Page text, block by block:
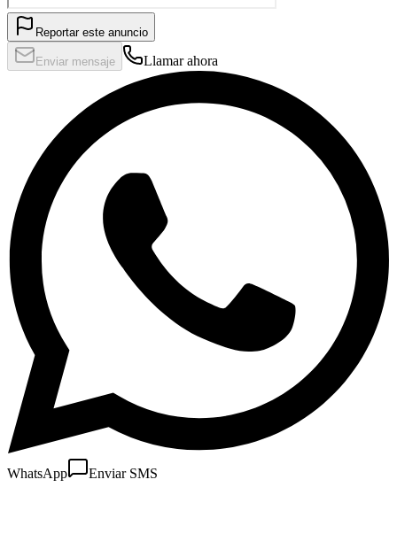
Reportar este anuncio
Enviar mensaje Llamar ahora
WhatsApp Enviar SMS